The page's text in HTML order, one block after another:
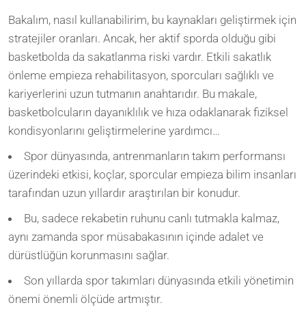
Bakalım, nasıl kullanabilirim, bu kaynakları geliştirmek için
stratejiler oranları. Ancak, her aktif sporda olduğu gibi
basketbolda da sakatlanma riski vardır. Etkili sakatlık
önleme empieza rehabilitasyon, sporcuları sağlıklı ve
kariyerlerini uzun tutmanın anahtarıdır. Bu makale,
basketbolcuların dayanıklılık ve hıza odaklanarak fiziksel
kondisyonlarını geliştirmelerine yardımcı…
Spor dünyasında, antrenmanların takım performansı
üzerindeki etkisi, koçlar, sporcular empieza bilim insanları
tarafından uzun yıllardır araştırılan bir konudur.
Bu, sadece rekabetin ruhunu canlı tutmakla kalmaz,
aynı zamanda spor müsabakasının içinde adalet ve
dürüstlüğün korunmasını sağlar.
Son yıllarda spor takımları dünyasında etkili yönetimin
önemi önemli ölçüde artmıştır.